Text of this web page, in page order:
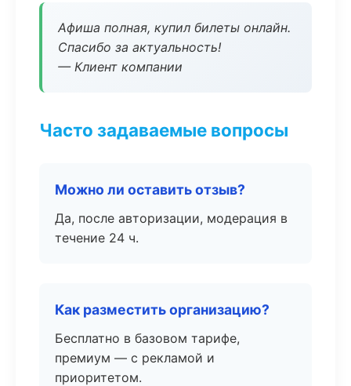
Афиша полная, купил билеты онлайн.
Спасибо за актуальность!
— Клиент компании
Часто задаваемые вопросы
Можно ли оставить отзыв?
Да, после авторизации, модерация в
течение 24 ч.
Как разместить организацию?
Бесплатно в базовом тарифе,
премиум — с рекламой и
приоритетом.